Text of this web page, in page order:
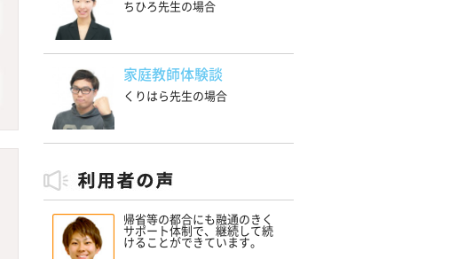
ちひろ先生の場合
家庭教師体験談
くりはら先生の場合
帰省等の都合にも融通のきく
サポート体制で、継続して続
けることができています。